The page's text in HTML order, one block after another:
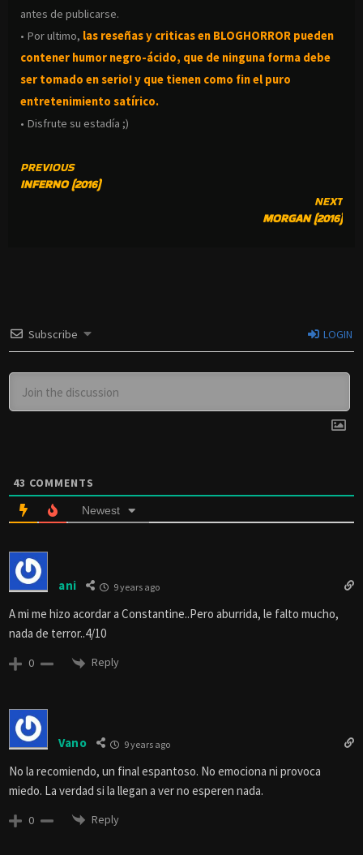
antes de publicarse.
• Por ultimo, las reseñas y criticas en BLOGHORROR pueden
contener humor negro-ácido, que de ninguna forma debe
ser tomado en serio! y que tienen como fin el puro
entretenimiento satírico.
• Disfrute su estadía ;)
CONTINUE
READING
PREVIOUS
INFERNO (2016)
NEXT
MORGAN (2016)
Subscribe LOGIN
43 COMMENTS
Newest
ani 9 years ago
A mi me hizo acordar a Constantine..Pero aburrida, le falto mucho,
nada de terror..4/10
0 Reply
Vano 9 years ago
No la recomiendo, un final espantoso. No emociona ni provoca
miedo. La verdad si la llegan a ver no esperen nada.
0 Reply